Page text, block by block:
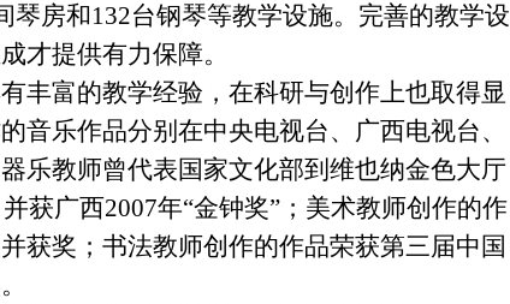
琴房和132台钢琴等教学设施。完善的教学设
才提供有力保障。
丰富的教学经验，在科研与创作上也取得显
音乐作品分别在中央电视台、广西电视台、
乐教师曾代表国家文化部到维也纳金色大厅
获广西2007年“金钟奖”；美术教师创作的作
获奖；书法教师创作的作品荣获第三届中国